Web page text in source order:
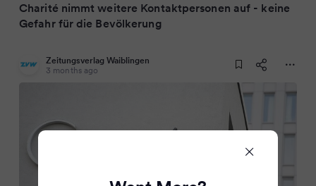
Charité nimmt weitere Kontaktpersonen auf - keine
Gefahr für die Bevölkerung
Zeitungsverlag Waiblingen
3 months ago